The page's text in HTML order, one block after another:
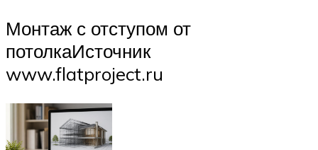
Монтаж с отступом от
потолкаИсточник
www.flatproject.ru